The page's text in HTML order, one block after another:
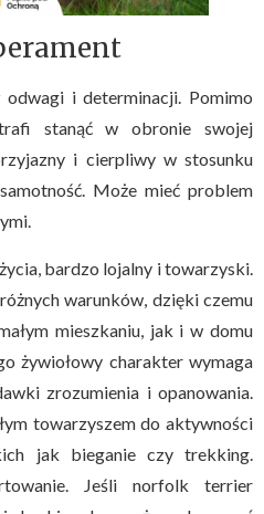
i determinacji. Pomimo
stanąć w obronie swojej
i cierpliwy w stosunku
Może mieć problem
bardzo lojalny i towarzyski.
warunków, dzięki czemu
mieszkaniu, jak i w domu
żywiołowy charakter wymaga
zrozumienia i opanowania.
towarzyszem do aktywności
jak bieganie czy trekking.
Jeśli norfolk terrier